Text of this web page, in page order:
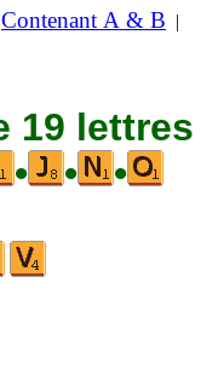
Contenant A & B |
19 lettres
• • •